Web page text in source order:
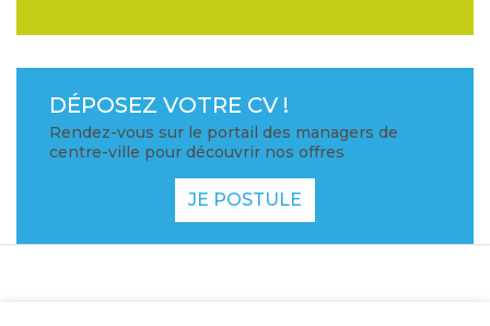
DÉPOSEZ VOTRE CV !
Rendez-vous sur le portail des managers de
centre-ville pour découvrir nos offres
JE POSTULE